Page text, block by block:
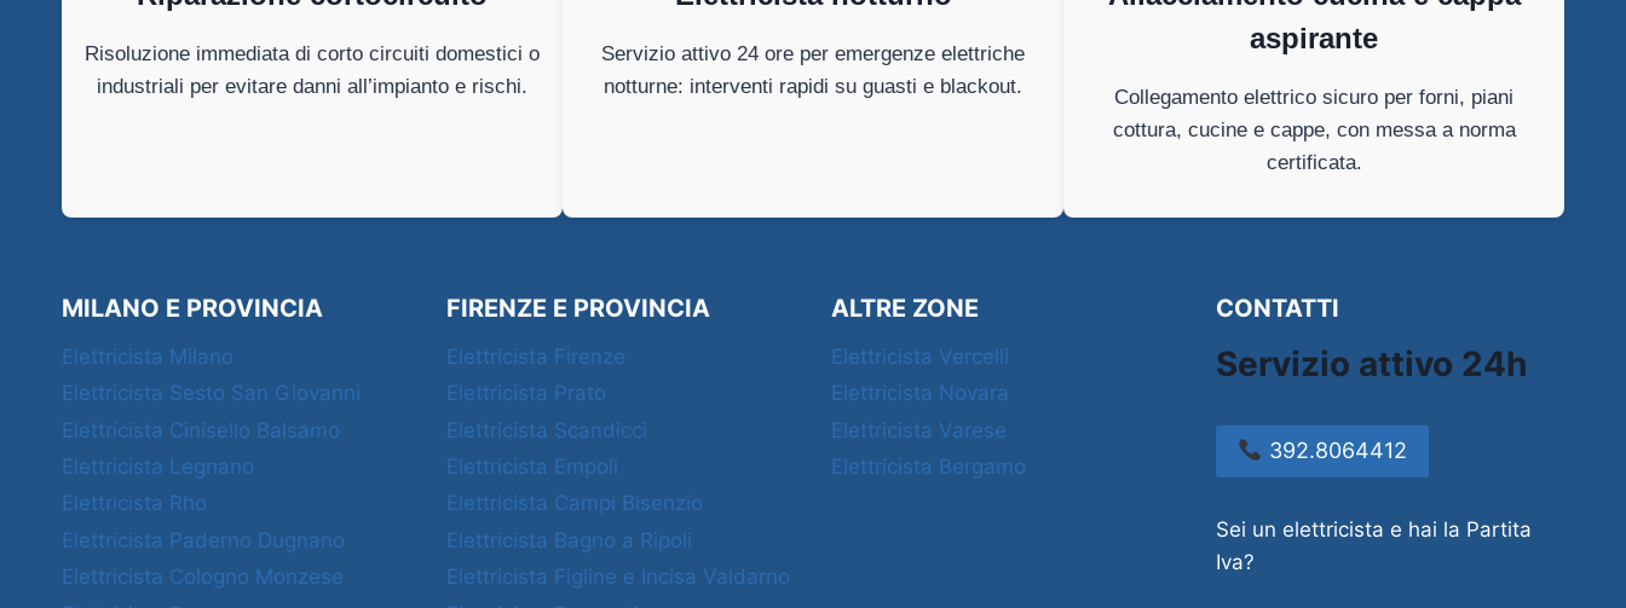
Risoluzione immediata di corto circuiti domestici o
industriali per evitare danni all’impianto e rischi.
Servizio attivo 24 ore per emergenze elettriche
notturne: interventi rapidi su guasti e blackout.
aspirante
Collegamento elettrico sicuro per forni, piani
cottura, cucine e cappe, con messa a norma
certificata.
MILANO E PROVINCIA
Elettricista Milano
Elettricista Sesto San Giovanni
Elettricista Cinisello Balsamo
Elettricista Legnano
Elettricista Rho
Elettricista Paderno Dugnano
Elettricista Cologno Monzese
FIRENZE E PROVINCIA
Elettricista Firenze
Elettricista Prato
Elettricista Scandicci
Elettricista Empoli
Elettricista Campi Bisenzio
Elettricista Bagno a Ripoli
Elettricista Figline e Incisa Valdarno
ALTRE ZONE
Elettricista Vercelli
Elettricista Novara
Elettricista Varese
Elettricista Bergamo
CONTATTI
Servizio attivo 24h
392.8064412
Sei un elettricista e hai la Partita
Iva?